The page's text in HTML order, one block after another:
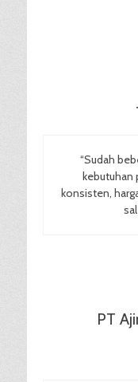
“Sudah
kebutuhan
konsisten,
PT